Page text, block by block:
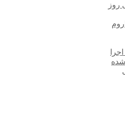
روز
شده